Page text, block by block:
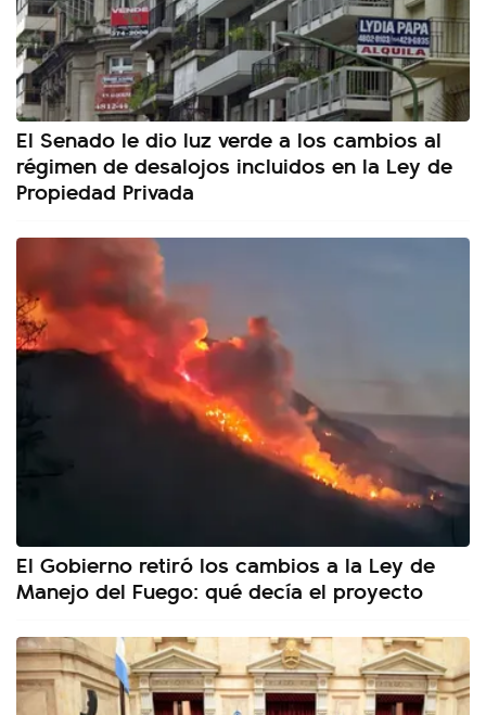
El Senado le dio luz verde a los cambios al
régimen de desalojos incluidos en la Ley de
Propiedad Privada
El Gobierno retiró los cambios a la Ley de
Manejo del Fuego: qué decía el proyecto